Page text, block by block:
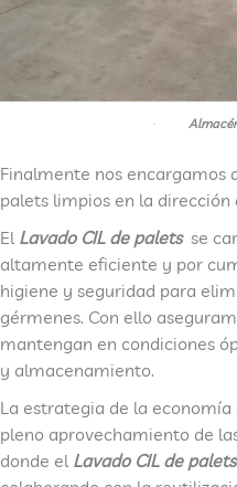
·
Finalmente nos encargamos
palets limpios en la dirección
El Lavado CIL de paletsse
altamente eficiente y por
higiene y seguridad para
gérmenes. Con ello
mantengan en condiciones
y almacenamiento.
La estrategia de la
pleno aprovechamiento de
donde el Lavado CIL de palets